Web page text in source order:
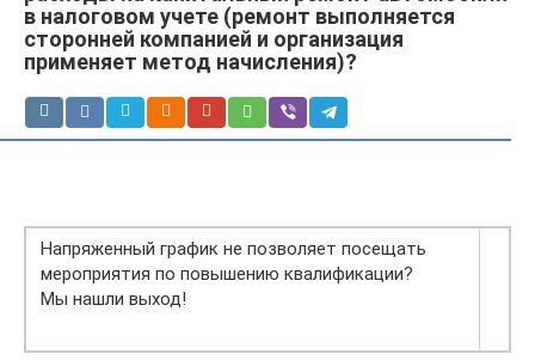
в налоговом учете (ремонт выполняется
сторонней компанией и организация
применяет метод начисления)?
Напряженный график не позволяет посещать
мероприятия по повышению квалификации?
Мы нашли выход!